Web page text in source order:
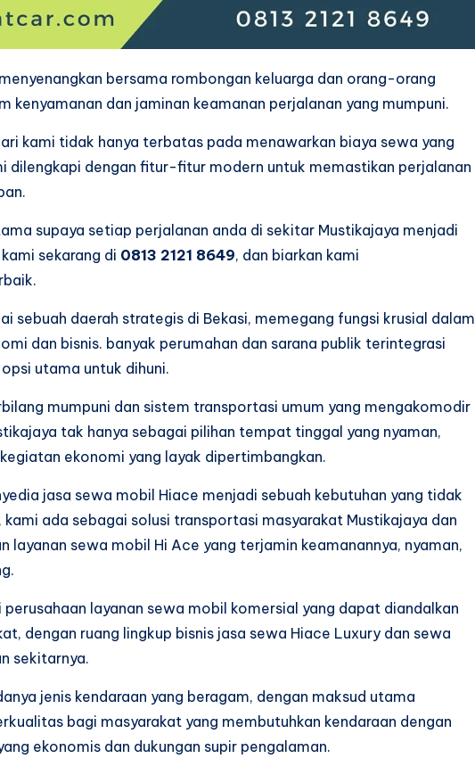
bersama rombongan keluarga dan orang-orang
kenyamanan dan jaminan keamanan perjalanan yang mumpuni.
kami tidak hanya terbatas pada menawarkan biaya sewa yang
dilengkapi dengan fitur-fitur modern untuk memastikan perjalanan
supaya setiap perjalanan anda di sekitar Mustikajaya menjadi
sekarang di 0813 2121 8649, dan biarkan kami
sebuah daerah strategis di Bekasi, memegang fungsi krusial dalam
dan bisnis. banyak perumahan dan sarana publik terintegrasi
utama untuk dihuni.
mumpuni dan sistem transportasi umum yang mengakomodir
tak hanya sebagai pilihan tempat tinggal yang nyaman,
ekonomi yang layak dipertimbangkan.
jasa sewa mobil Hiace menjadi sebuah kebutuhan yang tidak
ada sebagai solusi transportasi masyarakat Mustikajaya dan
layanan sewa mobil Hi Ace yang terjamin keamanannya, nyaman,
layanan sewa mobil komersial yang dapat diandalkan
dengan ruang lingkup bisnis jasa sewa Hiace Luxury dan sewa
sekitarnya.
jenis kendaraan yang beragam, dengan maksud utama
bagi masyarakat yang membutuhkan kendaraan dengan
ekonomis dan dukungan supir pengalaman.